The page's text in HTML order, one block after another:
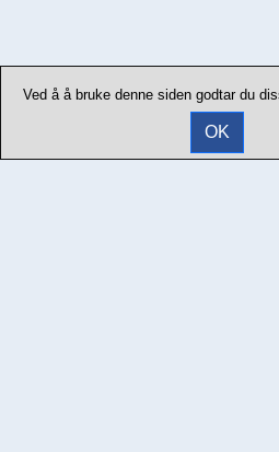
Ved å å bruke denne siden godtar du
OK